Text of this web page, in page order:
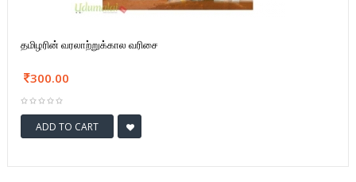
தமிழரின் வரலாற்றுக்கால வரிசை
300.00
ADD TO CART